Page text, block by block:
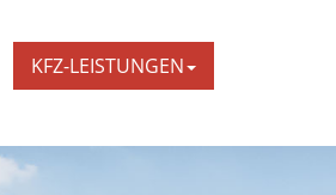
KFZ-LEISTUNGEN